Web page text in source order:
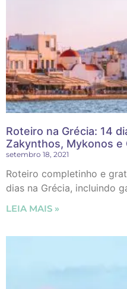
Roteiro na Grécia: 14
Zakynthos, Mykonos e
setembro 18, 2021
Roteiro completinho e
dias na Grécia, incluindo
LEIA MAIS »